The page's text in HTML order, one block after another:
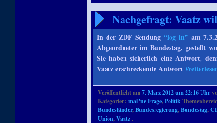
Nachgefragt: Vaatz
In der ZDF Sendung “log in”am
Abgeordneter im Bundestag, gestellt
Sie haben sicherlich eine Antwort,
Vaatz erschreckende Antwort
Veröffentlicht am7. März 2012 um 22:16 Uhr
Kategorien:mal 'ne Frage,Politik
Bundesländer,Bundesregierung,Bundestag,
Union,Vaatz.